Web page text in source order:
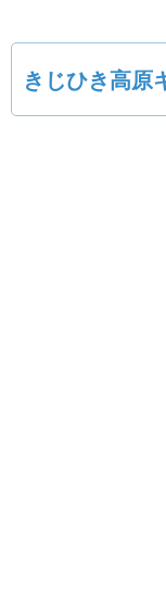
きじひき高原